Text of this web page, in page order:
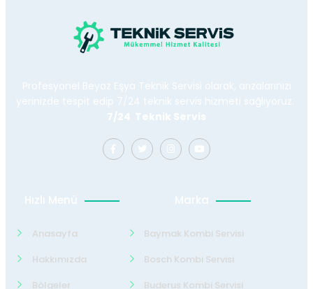
Profesyonel Beyaz Eşya Teknik Servisi olarak, arızalarınızı
yerinizde tespit edip 7/24 teknik servis hizmeti sağlıyoruz.
7/24 Teknik Servis
Hızlı Menü
Anasayfa
Hakkımızda
Bölgeler
Marka
Baymak Kombi Servisi
Bosch Kombi Servisi
Buderus Kombi Servisi